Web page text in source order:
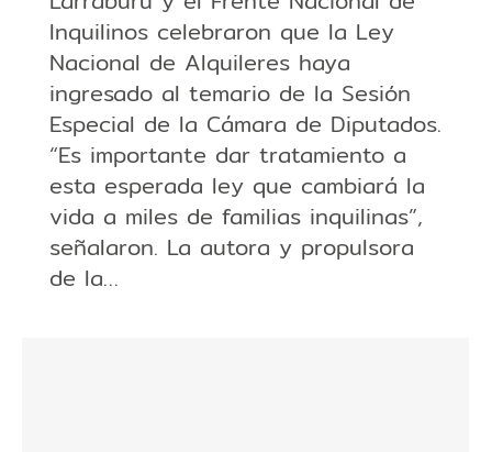
Inquilinos celebraron que la Ley
Nacional de Alquileres haya
ingresado al temario de la Sesión
Especial de la Cámara de Diputados.
“Es importante dar tratamiento a
esta esperada ley que cambiará la
vida a miles de familias inquilinas”,
señalaron. La autora y propulsora
de la…